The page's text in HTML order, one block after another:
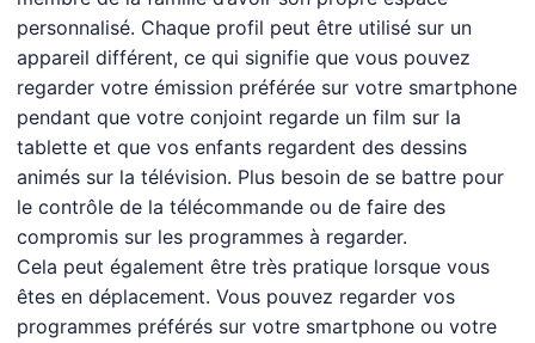
personnalisé. Chaque profil peut être utilisé sur un
appareil différent, ce qui signifie que vous pouvez
regarder votre émission préférée sur votre smartphone
pendant que votre conjoint regarde un film sur la
tablette et que vos enfants regardent des dessins
animés sur la télévision. Plus besoin de se battre pour
le contrôle de la télécommande ou de faire des
compromis sur les programmes à regarder.
Cela peut également être très pratique lorsque vous
êtes en déplacement. Vous pouvez regarder vos
programmes préférés sur votre smartphone ou votre